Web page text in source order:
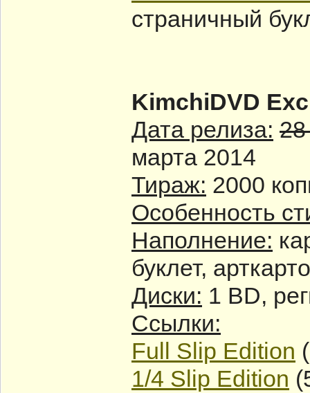
страничный
KimchiDVD
Дата релиза:
марта 2014
Тираж: 2000
Особенность
Наполнение:
буклет,
Диски: 1 BD,
Ссылки:
Full Slip Edition
1/4 Slip Edition